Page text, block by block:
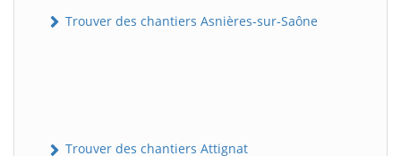
Trouver des chantiers Asnières-sur-Saône
Trouver des chantiers Attignat